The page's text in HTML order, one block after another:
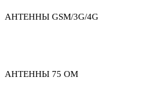
АНТЕННЫ GSM/3G/4G
АНТЕННЫ 75 ОМ